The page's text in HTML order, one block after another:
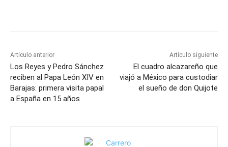
Artículo anterior
Los Reyes y Pedro Sánchez
reciben al Papa León XIV en
Barajas: primera visita papal
a España en 15 años
Artículo siguiente
El cuadro alcazareño que
viajó a México para custodiar
el sueño de don Quijote